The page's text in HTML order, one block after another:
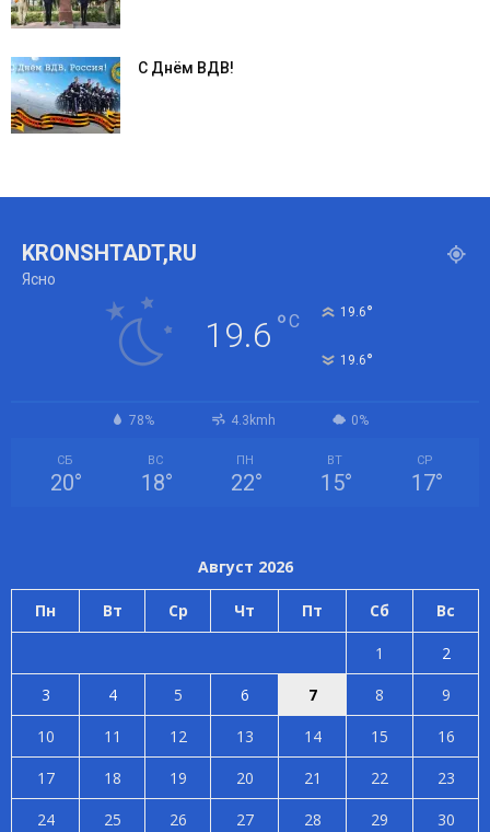
С Днём ВДВ!
KRONSHTADT,RU
Ясно
19.6 °C 19.6°
19.6°
78% 4.3kmh 0%
СБ
20°
ВС
18°
ПН
22°
ВТ
15°
СР
17°
Август 2026
Пн Вт Ср Чт Пт Сб Вс
1
2
3
4 5 6 7 8
9
10
11 12 13 14 15
16
17
18 19 20 21 22
23
24
25 26 27 28 29
30